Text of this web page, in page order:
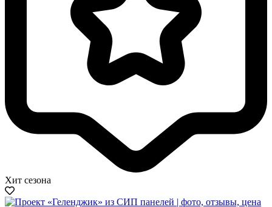
Хит сезона